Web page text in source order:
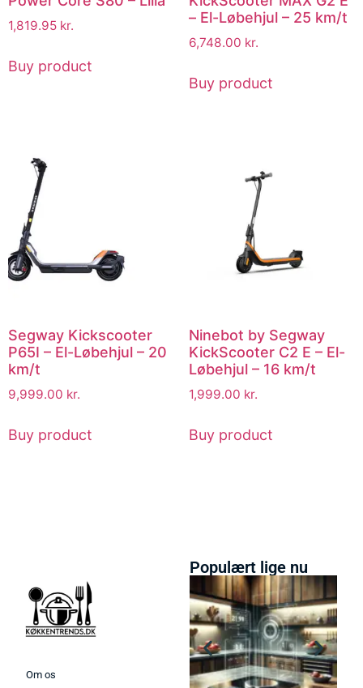
1,819.95 kr.
Buy product
– El-Løbehjul – 25 km/t
6,748.00 kr.
Buy product
Segway Kickscooter
P65I – El-Løbehjul – 20
km/t
9,999.00 kr.
Buy product
Ninebot by Segway
KickScooter C2 E – El-
Løbehjul – 16 km/t
1,999.00 kr.
Buy product
Om os
Populært lige nu